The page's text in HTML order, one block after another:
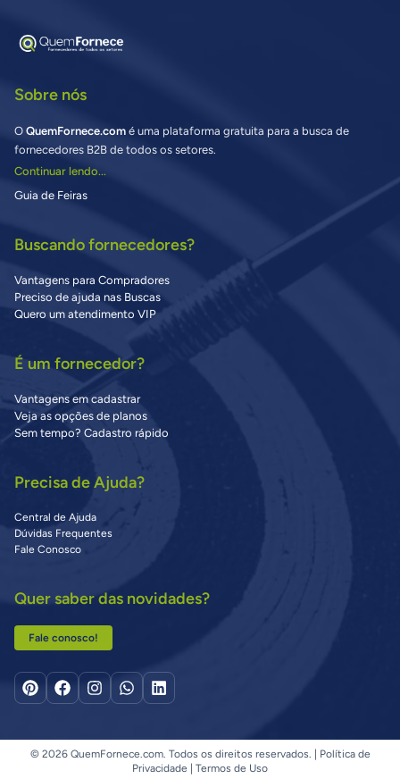
Sobre nós
O QuemFornece.com é uma plataforma gratuita para a busca de
fornecedores B2B de todos os setores.
Continuar lendo...
Guia de Feiras
Buscando fornecedores?
Vantagens para Compradores
Preciso de ajuda nas Buscas
Quero um atendimento VIP
É um fornecedor?
Vantagens em cadastrar
Veja as opções de planos
Sem tempo? Cadastro rápido
Precisa de Ajuda?
Central de Ajuda
Dúvidas Frequentes
Fale Conosco
Quer saber das novidades?
Fale conosco!
© 2026 QuemFornece.com. Todos os direitos reservados. |
Política de
Privacidade
Termos de Uso